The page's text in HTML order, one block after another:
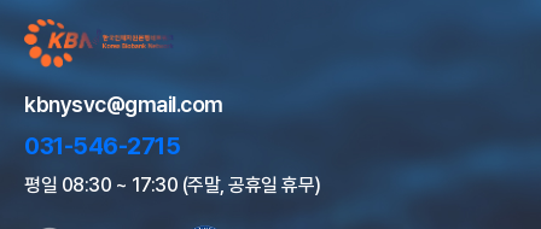
kbnysvc@gmail.com
031-546-2715
평일 08:30 ~ 17:30 (주말, 공휴일 휴무)